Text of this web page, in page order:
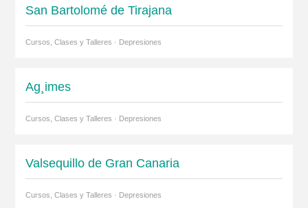
San Bartolomé de Tirajana
Cursos, Clases y Talleres · Depresiones
Ag¸imes
Cursos, Clases y Talleres · Depresiones
Valsequillo de Gran Canaria
Cursos, Clases y Talleres · Depresiones